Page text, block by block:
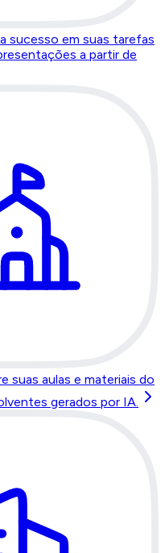
sucesso em suas tarefas
a partir de
suas aulas e materiais do
gerados por IA.